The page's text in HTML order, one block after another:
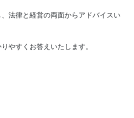
、法律と経営の両面からアドバイスい
やすくお答えいたします。